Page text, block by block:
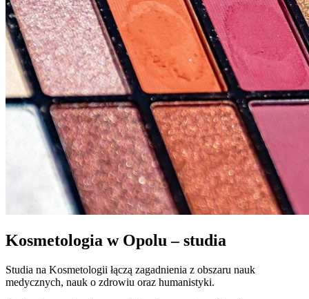
Kosmetologia w Opolu – studia
Studia na Kosmetologii łączą zagadnienia z obszaru nauk
medycznych, nauk o zdrowiu oraz humanistyki.